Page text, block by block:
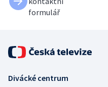
formulář
Divácké centrum